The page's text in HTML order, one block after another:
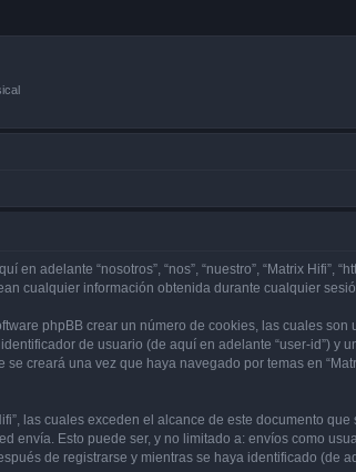
adelante “nosotros”, “nos”, “nuestro”, “Matrix Hifi”,
cualquier información obtenida durante cualquier
phpBB crear un número de cookies, las cuales
de usuario (de aquí en adelante “user-id”) y
creará una vez que haya navegado por temas en
las cuales exceden el alcance de este documento
Esto puede ser, y no limitado a: envíos como
de registrarse y mientras se haya identificado (de